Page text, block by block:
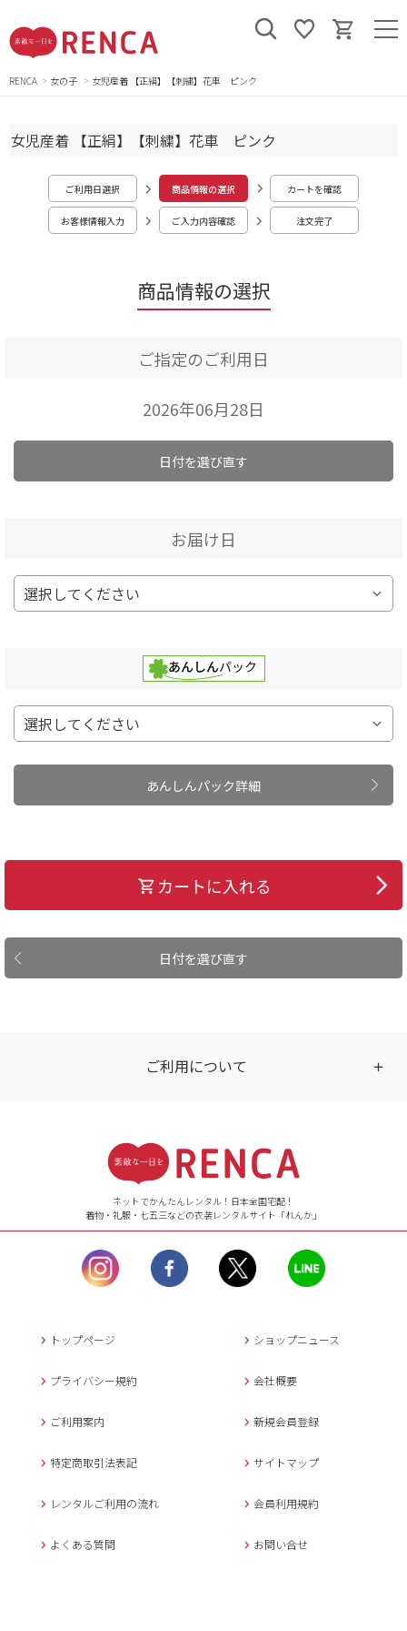
RENCA 女の子 女児産着 【正絹】【刺繍】花車 ピンク
商品情報の選択
女児産着 【正絹】【刺繍】花車 ピンク
ご利用日選択 商品情報の選択 カートを確認
お客様情報入力 ご入力内容確認 注文完了
ご指定のご利用日
2026年06月28日
日付を選び直す
お届け日
あんしんパック詳細
日付を選び直す
カートに入れる
ご利用について
【ご注文（インターネット）】
24時間年中無休
【お問い合わせ窓口（メー
ル）】10:00~17:00
土曜日、日曜日、臨
時休業日を除く。
営業時間外にいただ
返信させていただきま
年末年始、大型連休
メールでのお問い合わせ
ネットでかんたんレンタル！日本全国宅配！
着物・礼服・七五三などの衣装レンタルサイト「れんか」
トップページ ショップニュース
プライバシー規約 会社概要
ご利用案内 新規会員登録
特定商取引法表記 サイトマップ
レンタルご利用の流れ 会員利用規約
よくある質問 お問い合せ